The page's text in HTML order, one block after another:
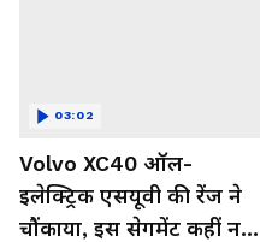
Volvo XC40 ऑल-
इलेक्ट्रिक एसयूवी की रेंज ने
चौंकाया, इस सेगमेंट कहीं नहीं
03:02